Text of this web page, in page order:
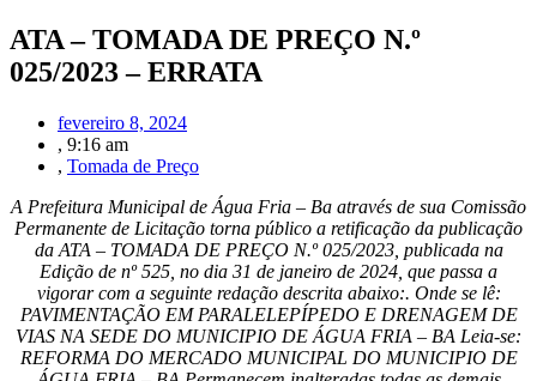
ATA – TOMADA DE PREÇO N.º
025/2023 – ERRATA
fevereiro 8, 2024
, 9:16 am
, Tomada de Preço
A Prefeitura Municipal de Água Fria – Ba através de sua Comissão
Permanente de Licitação torna público a retificação da publicação
da ATA – TOMADA DE PREÇO N.º 025/2023, publicada na
Edição de nº 525, no dia 31 de janeiro de 2024, que passa a
vigorar com a seguinte redação descrita abaixo:. Onde se lê:
PAVIMENTAÇÃO EM PARALELEPÍPEDO E DRENAGEM DE
VIAS NA SEDE DO MUNICIPIO DE ÁGUA FRIA – BA Leia-se:
REFORMA DO MERCADO MUNICIPAL DO MUNICIPIO DE